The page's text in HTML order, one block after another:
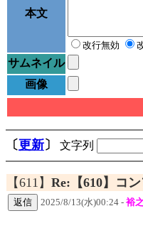
本文
改行無効
サムネイル
画像
〔更新〕 文字列
【611】 Re:【610】コ
2025/8/13(水)00:24 - 裕之